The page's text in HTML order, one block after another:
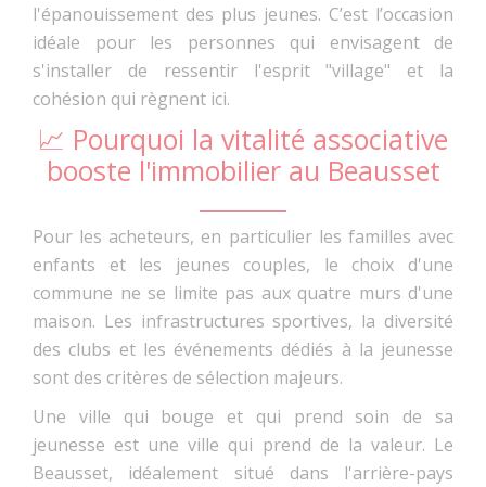
l'épanouissement des plus jeunes. C’est l’occasion
idéale pour les personnes qui envisagent de
s'installer de ressentir l'esprit "village" et la
cohésion qui règnent ici.
📈 Pourquoi la vitalité associative
booste l'immobilier au Beausset
Pour les acheteurs, en particulier les familles avec
enfants et les jeunes couples, le choix d'une
commune ne se limite pas aux quatre murs d'une
maison. Les infrastructures sportives, la diversité
des clubs et les événements dédiés à la jeunesse
sont des critères de sélection majeurs.
Une ville qui bouge et qui prend soin de sa
jeunesse est une ville qui prend de la valeur. Le
Beausset, idéalement situé dans l'arrière-pays